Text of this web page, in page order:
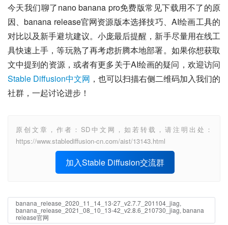
今天我们聊了nano banana pro免费版常见下载用不了的原
因、banana release官网资源版本选择技巧、AI绘画工具的
对比以及新手避坑建议。小庞最后提醒，新手尽量用在线工
具快速上手，等玩熟了再考虑折腾本地部署。如果你想获取
文中提到的资源，或者有更多关于AI绘画的疑问，欢迎访问
Stable Diffusion中文网 ，也可以扫描右侧二维码加入我们的
社群，一起讨论进步！
原创文章，作者：SD中文网，如若转载，请注明出处：
https://www.stablediffusion-cn.com/aist/13143.html
加入Stable Diffusion交流群
banana_release_2020_11_14_13-27_v2.7.7_201104_jiag,
banana_release_2021_08_10_13-42_v2.8.6_210730_jiag, banana
release官网